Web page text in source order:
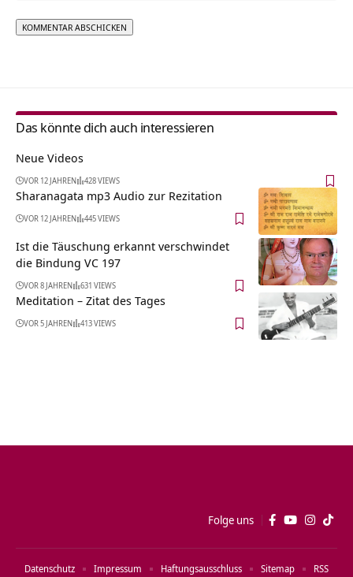
Das könnte dich auch interessieren
Neue Videos
VOR 12 JAHREN 428 VIEWS
Sharanagata mp3 Audio zur Rezitation
VOR 12 JAHREN 445 VIEWS
Ist die Täuschung erkannt verschwindet
die Bindung VC 197
VOR 8 JAHREN 631 VIEWS
Meditation – Zitat des Tages
VOR 5 JAHREN 413 VIEWS
Folge uns
Datenschutz Impressum Haftungsausschluss Sitemap RSS